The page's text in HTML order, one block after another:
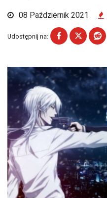
08 Październik 2021
Udostępnij na: